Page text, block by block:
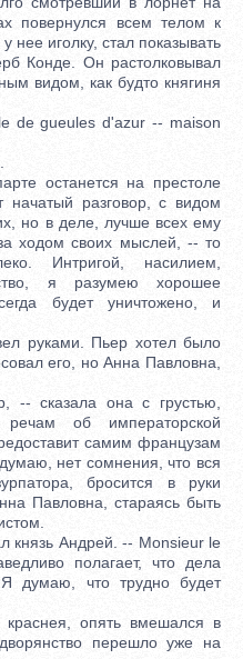
повернулся всем телом к
нее иголку, стал показывать
Конде. Он растолковывал
видом, как будто княгиня
gueules d'azur -- maison
останется на престоле
разговор, с видом
но в деле, лучше всех ему
ходом своих мыслей, -- то
Интригой, насилием,
я разумею хорошее
будет уничтожено, и
руками. Пьер хотел было
его, но Анна Павловна,
сказала она с грустью,
речам об императорской
самим французам
нет сомнения, что вся
бросится в руки
Павловна, стараясь быть
Андрей. -- Monsieur le
полагает, что дела
думаю, что трудно будет
опять вмешался в
перешло уже на